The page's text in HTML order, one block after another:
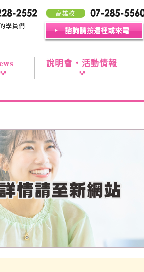
高雄校
學員們
說明會・活動情報